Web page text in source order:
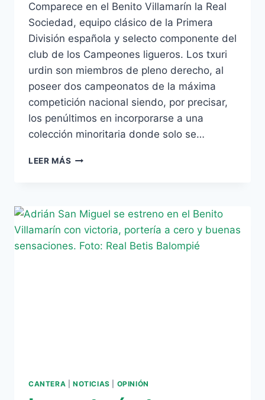
Comparece en el Benito Villamarín la Real
Sociedad, equipo clásico de la Primera
División española y selecto componente del
club de los Campeones ligueros. Los txuri
urdin son miembros de pleno derecho, al
poseer dos campeonatos de la máxima
competición nacional siendo, por precisar,
los penúltimos en incorporarse a una
colección minoritaria donde solo se…
LEER MÁS DE
CON
LOS
GRANDES
CANTERA NOTICIAS OPINIÓN